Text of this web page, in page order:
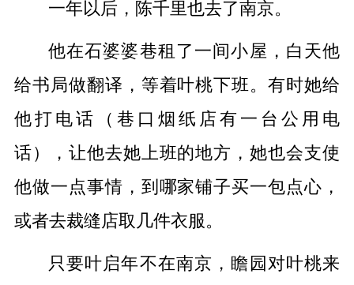
一年以后，陈千里也去了南京。
他在石婆婆巷租了一间小屋，白天他
给书局做翻译，等着叶桃下班。有时她给
他打电话（巷口烟纸店有一台公用电
话），让他去她上班的地方，她也会支使
他做一点事情，到哪家铺子买一包点心，
或者去裁缝店取几件衣服。
只要叶启年不在南京，瞻园对叶桃来